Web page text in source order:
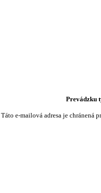
Prevádzku
Táto e-mailová adresa je chránená